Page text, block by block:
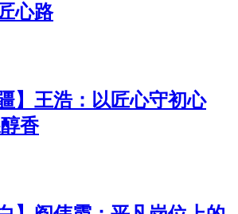
心路
】王浩：以匠心守初心
香